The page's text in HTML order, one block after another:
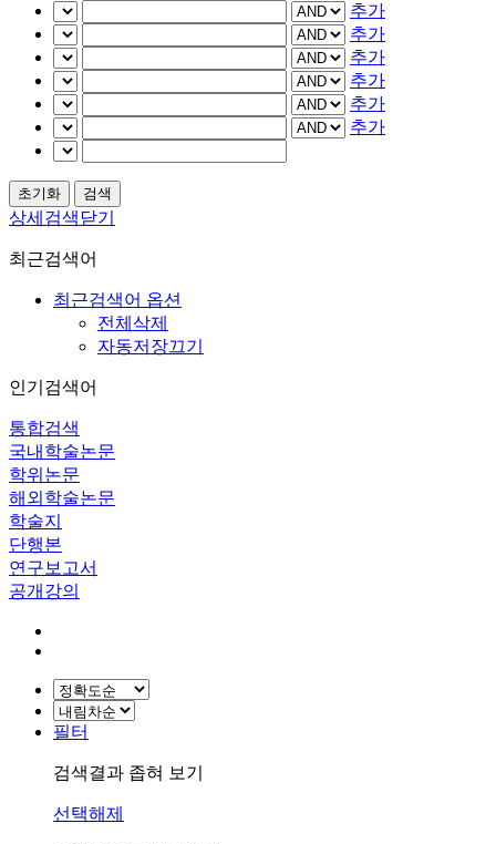
추가
추가
추가
추가
추가
추가
상세검색닫기
최근검색어
최근검색어 옵션
전체삭제
자동저장끄기
인기검색어
통합검색
국내학술논문
학위논문
해외학술논문
학술지
단행본
연구보고서
공개강의
필터
검색결과 좁혀 보기
선택해제